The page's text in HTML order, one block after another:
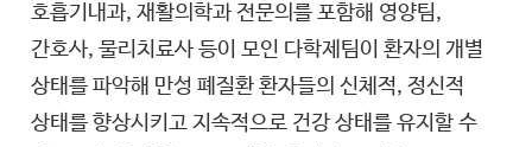
호흡기내과, 재활의학과 전문의를 포함해 영양팀,
간호사, 물리치료사 등이 모인 다학제팀이 환자의 개별
상태를 파악해 만성 폐질환 환자들의 신체적, 정신적
상태를 향상시키고 지속적으로 건강 상태를 유지할 수